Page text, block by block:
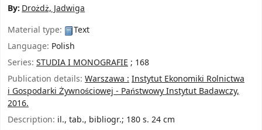
By: Drożdż, Jadwiga
Material type:
Text
Language: Polish
Series: STUDIA I MONOGRAFIE; 168
Publication details: Warszawa :Instytut Ekonomiki Rolnictwa
i Gospodarki Żywnościowej - Państwowy Instytut Badawczy,
2016.
Description: il., tab., bibliogr.; 180 s. 24 cm